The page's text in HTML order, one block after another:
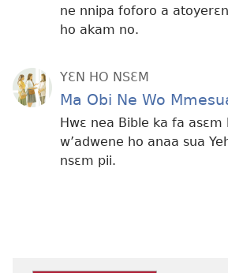
ne nnipa foforo a
ho akam no.
YƐN HO NSƐM
Ma Obi Ne Wo
Hwɛ nea Bible ka fa asɛm
w’adwene ho anaa sua
nsɛm pii.